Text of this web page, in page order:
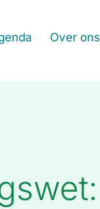
Over ons